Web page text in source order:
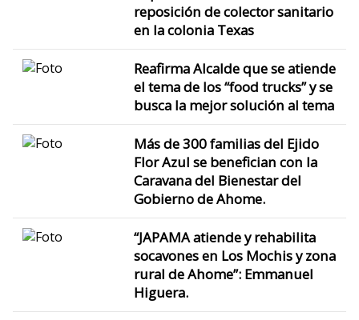
reposición de colector sanitario
en la colonia Texas
Reafirma Alcalde que se atiende
el tema de los “food trucks” y se
busca la mejor solución al tema
Más de 300 familias del Ejido
Flor Azul se benefician con la
Caravana del Bienestar del
Gobierno de Ahome.
“JAPAMA atiende y rehabilita
socavones en Los Mochis y zona
rural de Ahome”: Emmanuel
Higuera.